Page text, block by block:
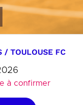
/ TOULOUSE FC
à confirmer